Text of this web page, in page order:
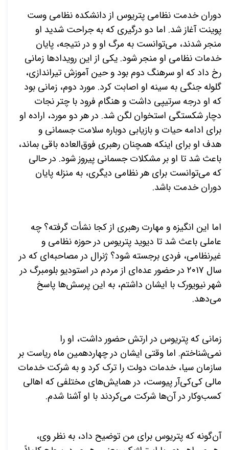
دوران خدمت نظامی پتریوس از دانشکده نظامی وست
پوینت آغاز شد. اما دو درگیری که به جراحت شدید او
منجر شدند، می‌توانست به مرگ او و در نتیجه، پایان
خدمات نظامی او منجر شود. یکی از این رویدادها زمانی
رخ داد که او سرهنگ دوم بود و حین آموزش تیراندازی،
گلوله جنگی به سینه او اصابت کرد. مورد دوم، زمانی بود
که او درجه سرتیپی داشت و هنگام فرود با چتر نجات
دچار شکستگی استخوان لگن شد. در هر دو مورد، اراده او
برای ادامه حیات و بازیابی دوباره سلامت جسمانی و
هدف او برای اینکه همچنان رهبری فوق‌العاده باقی بماند،
باعث شد تا او بر مشکلات جسمانی پیروز شود. در حالی
که می‌توانست برای هر نظامی دیگری، به منزله پایان
دوران خدمت باشد.
اما این انگیزه و مهارت رهبری از کجا نشأت گرفته؟ چه
عاملی باعث شد تا دیوید پتریوس در حوزه نظامی و
غیرنظامی، فردی برجسته شود؟ ژنرال در مصاحبه‌ای که در
سال ۲۰۱۷ در حضور عده‌ای از مردم در استودیو بلومبرگ در
شهر نیویورک با ایشان داشتم، به این پرسش‌ها پاسخ
می‌دهد.
زمانی که پتریوس در ارتش حضور داشت، او را
نمی‌شناختم. اما وقتی ایشان در چهاردهمین ماه ریاست بر
سازمان سیا، خدمات دولت را ترک کرد و به شرکت خدمات
مالی کی‌کی‌آر پیوست، در همایش‌های مختلفی که اهالی
کسب‌وکار در آن‌ها شرکت می‌کردند با او آشنا شدم.
آن‌گونه که پتریوس برای من توضیح داد، به نظر وی،